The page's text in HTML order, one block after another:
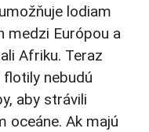
lodiam
medzi Európou a
Afriku. Teraz
nebudú
aby strávili
oceáne. Ak majú